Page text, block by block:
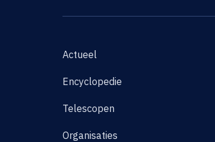
Actueel
Encyclopedie
Telescopen
Organisaties